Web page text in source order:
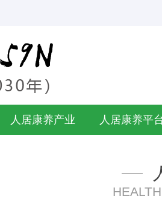
人居康养产业 人居康养平